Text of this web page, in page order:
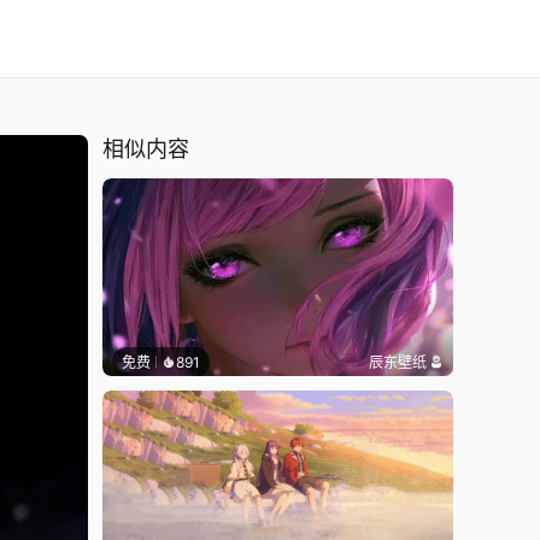
相似内容
免费 891 辰东壁纸